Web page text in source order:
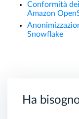
Conformità
Amazon
Snowflake
Ha